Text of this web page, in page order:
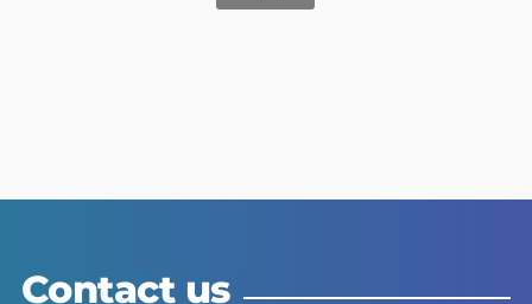
Contact us